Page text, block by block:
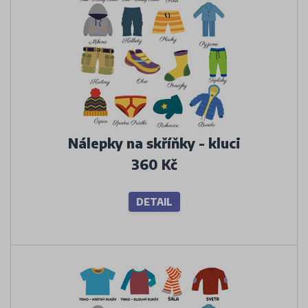
Nálepky na skříňky - kluci
360 Kč
DETAIL